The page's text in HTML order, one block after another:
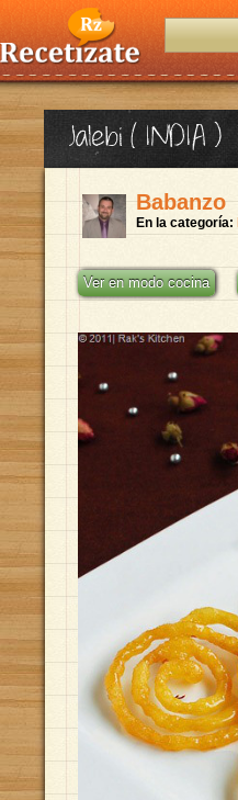
Jalebi ( INDIA )
Babanzo
En la categoría:
Ver en modo cocina